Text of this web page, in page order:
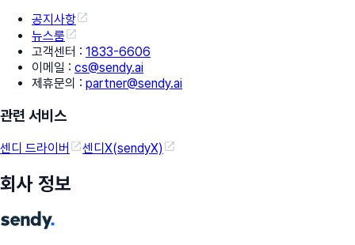
공지사항
뉴스룸
고객센터 : 1833-6606
이메일 : cs@sendy.ai
제휴문의 : partner@sendy.ai
관련 서비스
센디 드라이버 센디X(sendyX)
회사 정보